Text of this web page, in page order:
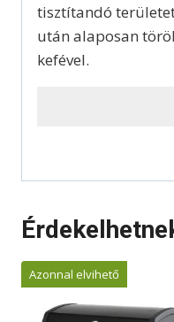
tisztítandó
után alaposan
kefével.
Azonnal elvihető